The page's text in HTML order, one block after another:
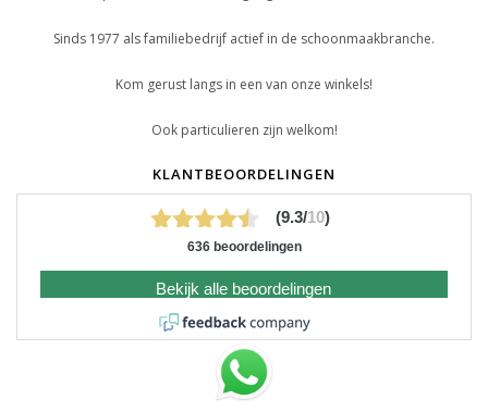
Sinds 1977 als familiebedrijf actief in de schoonmaakbranche.
Kom gerust langs in een van onze winkels!
Ook particulieren zijn welkom!
KLANTBEOORDELINGEN
(9.3/10)
636 beoordelingen
Bekijk alle beoordelingen